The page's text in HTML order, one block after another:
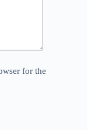
for the